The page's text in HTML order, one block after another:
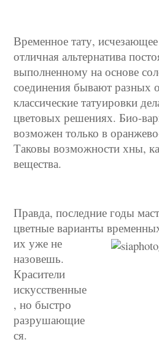
Временное тату,
отличная альтернатива
выполненному на основе
соединения бывают разных
классические татуировки
цветовых решениях. Био-
возможен только в
Таковы возможности хны,
вещества.
Правда, последние годы
цветные варианты
их уже не
назовешь.
Красители
искусственные
, но быстро
разрушающие
ся.